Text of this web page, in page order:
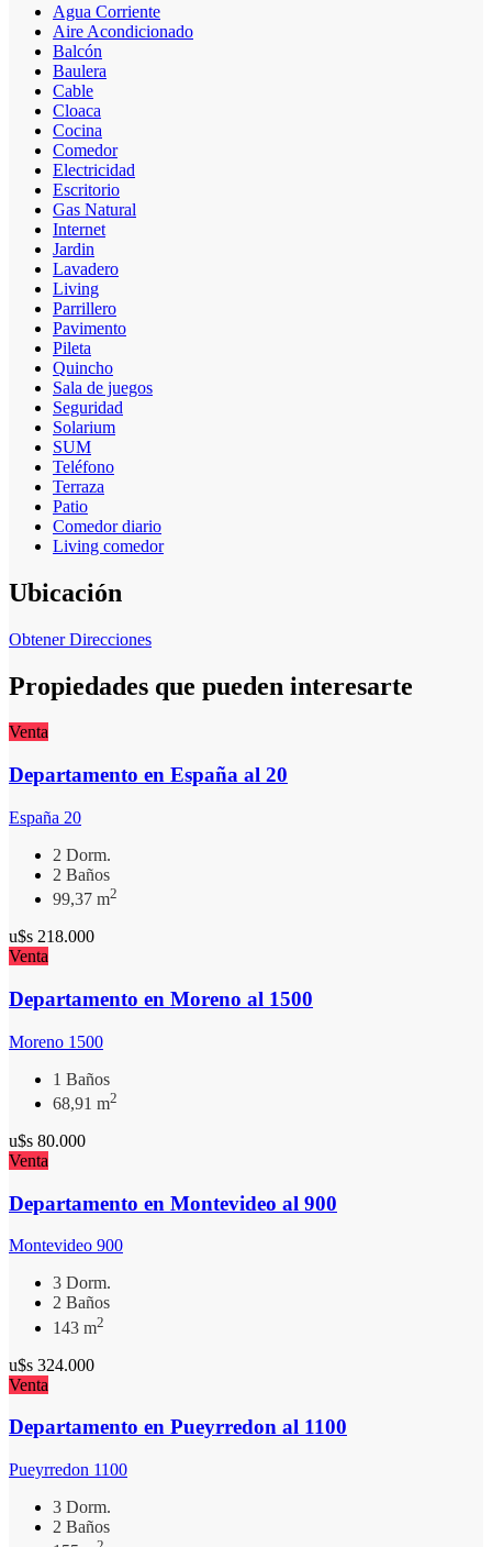
Agua Corriente
Aire Acondicionado
Balcón
Baulera
Cable
Cloaca
Cocina
Comedor
Electricidad
Escritorio
Gas Natural
Internet
Jardin
Lavadero
Living
Parrillero
Pavimento
Pileta
Quincho
Sala de juegos
Seguridad
Solarium
SUM
Teléfono
Terraza
Patio
Comedor diario
Living comedor
Ubicación
Obtener Direcciones
Propiedades que pueden interesarte
Venta
Departamento en España al 20
España 20
2 Dorm.
2 Baños
99,37 m2
u$s 218.000
Venta
Departamento en Moreno al 1500
Moreno 1500
1 Baños
68,91 m2
u$s 80.000
Venta
Departamento en Montevideo al 900
Montevideo 900
3 Dorm.
2 Baños
143 m2
u$s 324.000
Venta
Departamento en Pueyrredon al 1100
Pueyrredon 1100
3 Dorm.
2 Baños